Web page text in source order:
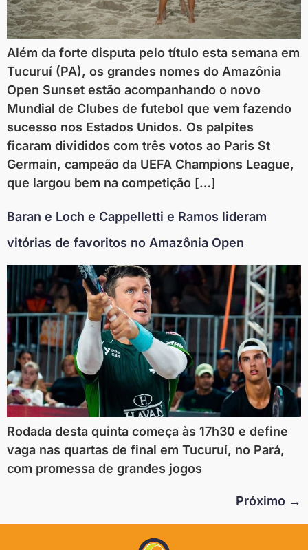
Além da forte disputa pelo título esta semana em
Tucuruí (PA), os grandes nomes do Amazônia
Open Sunset estão acompanhando o novo
Mundial de Clubes de futebol que vem fazendo
sucesso nos Estados Unidos. Os palpites
ficaram divididos com três votos ao Paris St
Germain, campeão da UEFA Champions League,
que largou bem na competição […]
Baran e Loch e Cappelletti e Ramos lideram
vitórias de favoritos no Amazônia Open
Rodada desta quinta começa às 17h30 e define
vaga nas quartas de final em Tucuruí, no Pará,
com promessa de grandes jogos
Próximo →